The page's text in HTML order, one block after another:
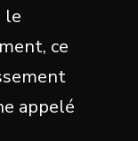
le
ce
appelé